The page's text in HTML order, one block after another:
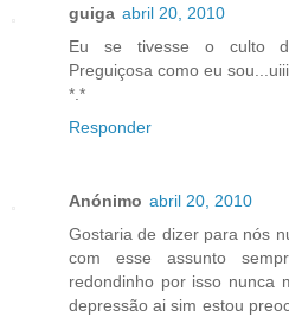
guiga abril 20, 2010
Eu se tivesse o culto
Preguiçosa como eu
*.*
Responder
Anónimo abril 20, 2010
Gostaria de dizer para nós
com esse assunto
redondinho por isso nunca
depressão ai sim estou